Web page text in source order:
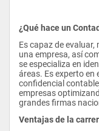
¿Qué hace un
Es capaz de
una empresa, así
se especializa en
áreas. Es experto
confidencial
empresas
grandes firmas
Ventajas de la